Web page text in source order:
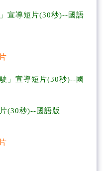
宣導短片(30秒)--國語
」宣導短片(30秒)--國
(30秒)--國語版